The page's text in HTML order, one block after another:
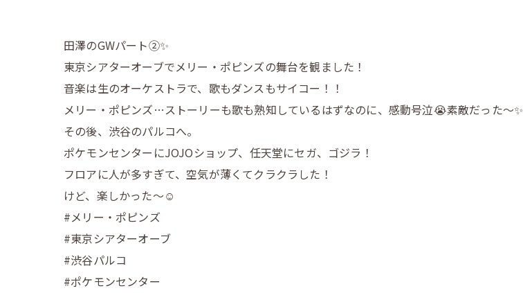
田澤のGWパート②✨️
東京シアターオーブでメリー・ポピンズの舞台を観ました！
音楽は生のオーケストラで、歌もダンスもサイコー！！
メリー・ポピンズ…ストーリーも歌も熟知しているはずなのに、感動号泣😭素敵だった〜✨️
その後、渋谷のパルコへ。
ポケモンセンターにJOJOショップ、任天堂にセガ、ゴジラ！
フロアに人が多すぎて、空気が薄くてクラクラした！
けど、楽しかった〜☺️
#メリー・ポピンズ
#東京シアターオーブ
#渋谷パルコ
#ポケモンセンター